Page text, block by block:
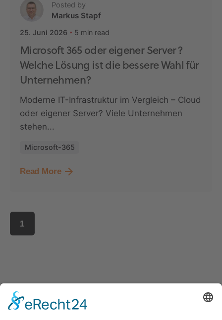
Posted by
Markus Stapf
25. Juni 2026 5 min read
Microsoft 365 oder eigener Server?
Welche Lösung ist die bessere Wahl für
Unternehmen?
Moderne IT-Infrastruktur im Vergleich – Cloud
oder eigener Server? Viele Unternehmen
stehen...
Microsoft-365
Read More
1